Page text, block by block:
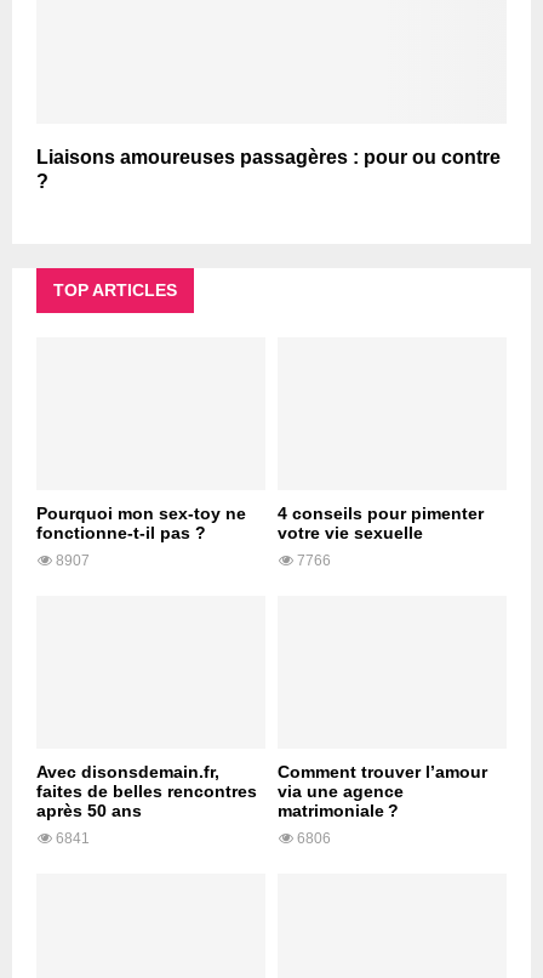
Liaisons amoureuses passagères : pour ou contre
?
TOP ARTICLES
Pourquoi mon sex-toy ne
fonctionne-t-il pas ?
8907
4 conseils pour pimenter
votre vie sexuelle
7766
Avec disonsdemain.fr,
faites de belles rencontres
après 50 ans
6841
Comment trouver l’amour
via une agence
matrimoniale ?
6806